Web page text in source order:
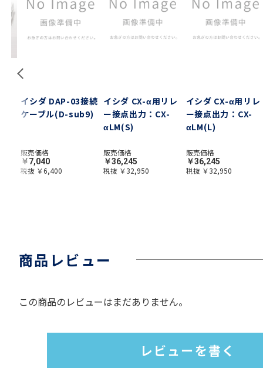
イシダ DAP-03接続
ケーブル(D-sub9)
販売価格
￥7,040
税抜 ￥6,400
イシダ CX-α用リレ
ー接点出力：CX-
αLM(S)
販売価格
￥36,245
税抜 ￥32,950
イシダ CX-α用リレ
ー接点出力：CX-
αLM(L)
販売価格
￥36,245
税抜 ￥32,950
商品レビュー
この商品のレビューはまだありません。
レビューを書く